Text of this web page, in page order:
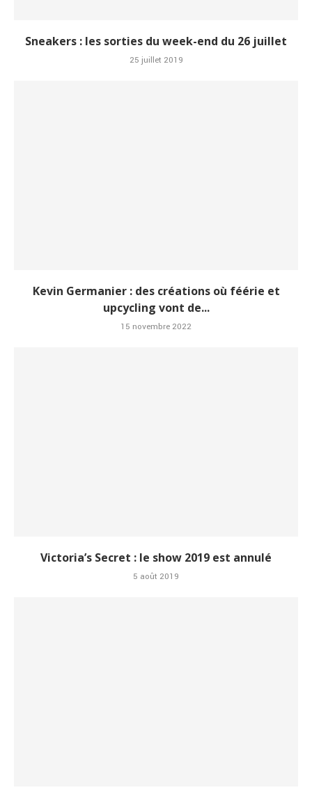
Sneakers : les sorties du week-end du 26 juillet
25 juillet 2019
Kevin Germanier : des créations où féérie et
upcycling vont de...
15 novembre 2022
Victoria’s Secret : le show 2019 est annulé
5 août 2019